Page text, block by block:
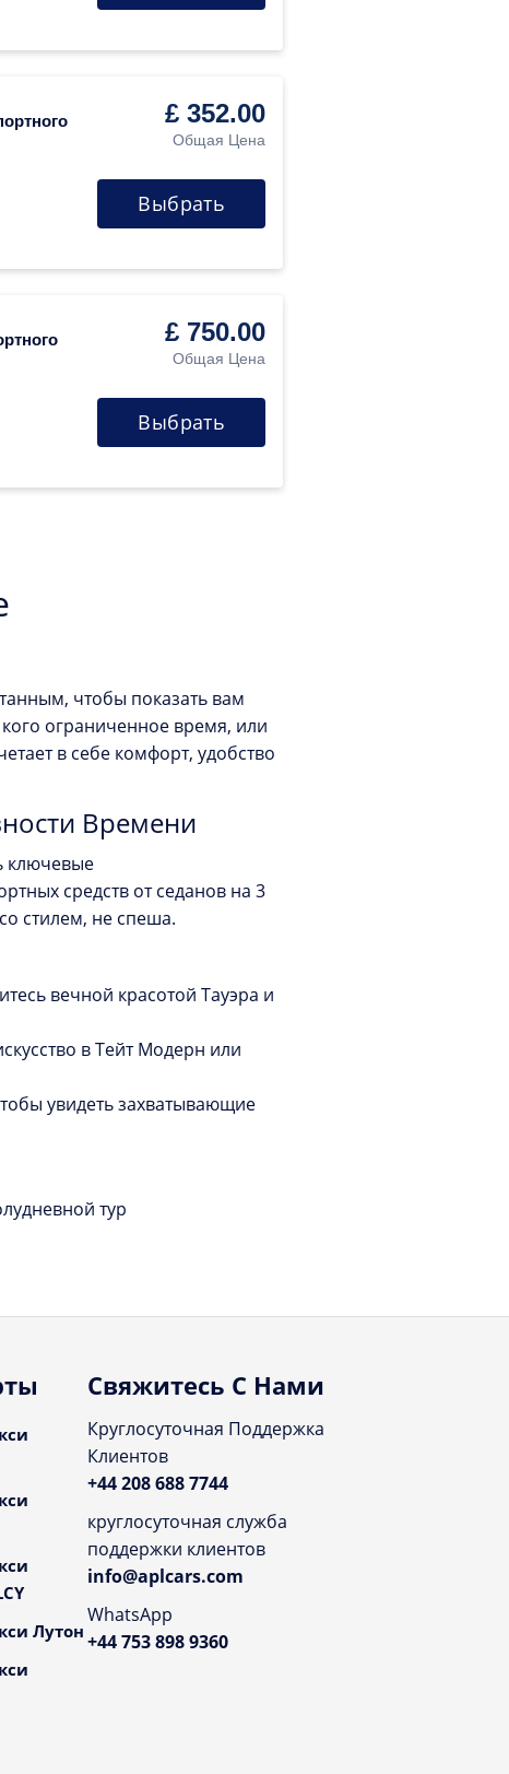
£ 352.00
Общая Цена
Выбрать
£ 750.00
Общая Цена
Выбрать
чтобы показать вам
ограниченное время, или
в себе комфорт, удобство
Времени
ключевые
средств от седанов на 3
стилем, не спеша.
вечной красотой Тауэра и
в Тейт Модерн или
увидеть захватывающие
тур
Лутон
Свяжитесь С Нами
Круглосуточная Поддержка
Клиентов
+44 208 688 7744
круглосуточная служба
поддержки клиентов
info@aplcars.com
WhatsApp
+44 753 898 9360